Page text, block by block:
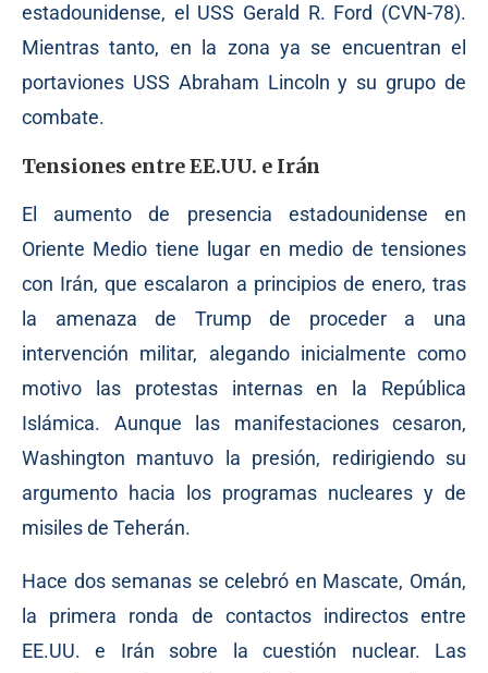
estadounidense, el USS Gerald R. Ford (CVN-78).
Mientras tanto, en la zona ya se encuentran el
portaviones USS Abraham Lincoln y su grupo de
combate.
Tensiones entre EE.UU. e Irán
El aumento de presencia estadounidense en
Oriente Medio tiene lugar en medio de tensiones
con Irán, que escalaron a principios de enero, tras
la amenaza de Trump de proceder a una
intervención militar, alegando inicialmente como
motivo las protestas internas en la República
Islámica. Aunque las manifestaciones cesaron,
Washington mantuvo la presión, redirigiendo su
argumento hacia los programas nucleares y de
misiles de Teherán.
Hace dos semanas se celebró en Mascate, Omán,
la primera ronda de contactos indirectos entre
EE.UU. e Irán sobre la cuestión nuclear. Las